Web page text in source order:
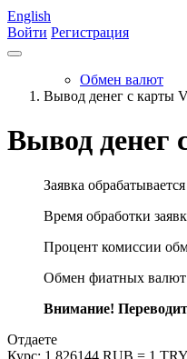
English
Войти Регистрация
Обмен валют
Вывод денег с карты
Вывод денег
Заявка
Время обработки
Процент комиссии
Обмен фиатных валют
Внимание!
Отдаете
Курс: 1.826144 RUB = 1 TRY